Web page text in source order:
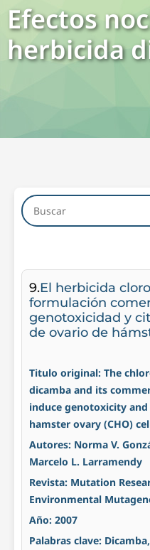
Efectos
herbicida
9.El herbicida
formulación
genotoxicidad y
de ovario de
Titulo original: The
dicamba and its
induce genotoxicity
hamster ovary (CHO)
Autores: Norma V.
Marcelo L. Larramendy
Revista: Mutation
Environmental
Año: 2007
Palabras clave: